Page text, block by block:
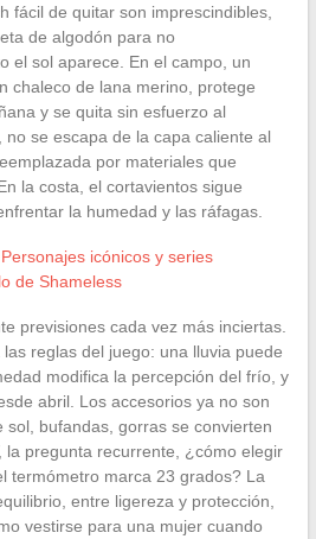
fácil de quitar son imprescindibles,
de algodón para no
el sol aparece. En el campo, un
chaleco de lana merino, protege
y se quita sin esfuerzo al
se escapa de la capa caliente al
por materiales que
la costa, el cortavientos sigue
la humedad y las ráfagas.
Personajes icónicos y series
de Shameless
previsiones cada vez más inciertas.
reglas del juego: una lluvia puede
modifica la percepción del frío, y
abril. Los accesorios ya no son
sol, bufandas, gorras se convierten
la pregunta recurrente, ¿cómo elegir
termómetro marca 23 grados? La
entre ligereza y protección,
vestirse para una mujer cuando